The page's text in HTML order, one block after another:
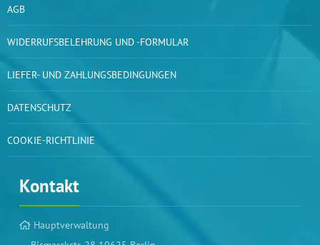
AGB
WIDERRUFSBELEHRUNG UND -FORMULAR
LIEFER- UND ZAHLUNGSBEDINGUNGEN
DATENSCHUTZ
COOKIE-RICHTLINIE
Kontakt
Hauptverwaltung